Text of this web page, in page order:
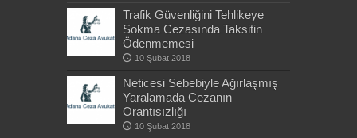
Trafik Güvenliğini Tehlikeye
Sokma Cezasında Taksitin
Ödenmemesi
10 Şubat 2018
Neticesi Sebebiyle Ağırlaşmış
Yaralamada Cezanın
Orantısızlığı
10 Şubat 2018